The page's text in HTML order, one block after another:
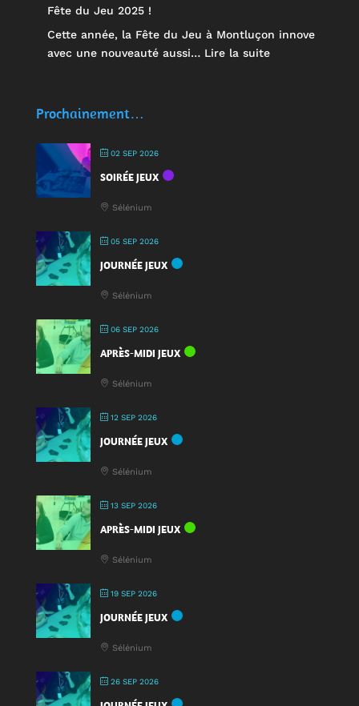
Fête du Jeu 2025 !
Cette année, la Fête du Jeu à Montluçon innove
avec une nouveauté aussi… Lire la suite:
Prochainement…
02 SEP 2026
SOIRÉE JEUX
Sélénium
05 SEP 2026
JOURNÉE JEUX
Sélénium
06 SEP 2026
APRÈS-MIDI JEUX
Sélénium
12 SEP 2026
JOURNÉE JEUX
Sélénium
13 SEP 2026
APRÈS-MIDI JEUX
Sélénium
19 SEP 2026
JOURNÉE JEUX
Sélénium
26 SEP 2026